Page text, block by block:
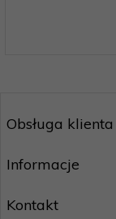
Obsługa klienta
Informacje
Kontakt